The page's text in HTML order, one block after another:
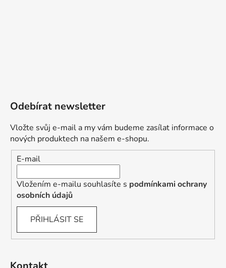
Odebírat newsletter
Vložte svůj e-mail a my vám budeme zasílat informace o
nových produktech na našem e-shopu.
E-mail
Vložením e-mailu souhlasíte s podmínkami ochrany
osobních údajů
PŘIHLÁSIT SE